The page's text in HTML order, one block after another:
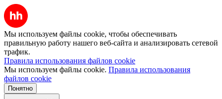
Мы используем файлы cookie, чтобы обеспечивать
правильную работу нашего веб-сайта и анализировать сетевой
трафик.
Правила использования файлов cookie
Мы используем файлы cookie. Правила использования
файлов cookie
Понятно